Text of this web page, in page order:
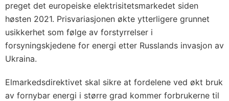
preget det europeiske elektrisitetsmarkedet siden
høsten 2021. Prisvariasjonen økte ytterligere grunnet
usikkerhet som følge av forstyrrelser i
forsyningskjedene for energi etter Russlands invasjon av
Ukraina.
Elmarkedsdirektivet skal sikre at fordelene ved økt bruk
av fornybar energi i større grad kommer forbrukerne til